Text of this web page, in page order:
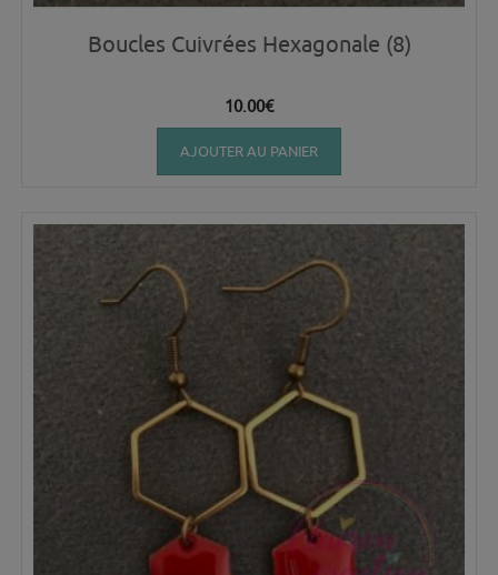
Boucles Cuivrées Hexagonale (8)
10.00€
AJOUTER AU PANIER